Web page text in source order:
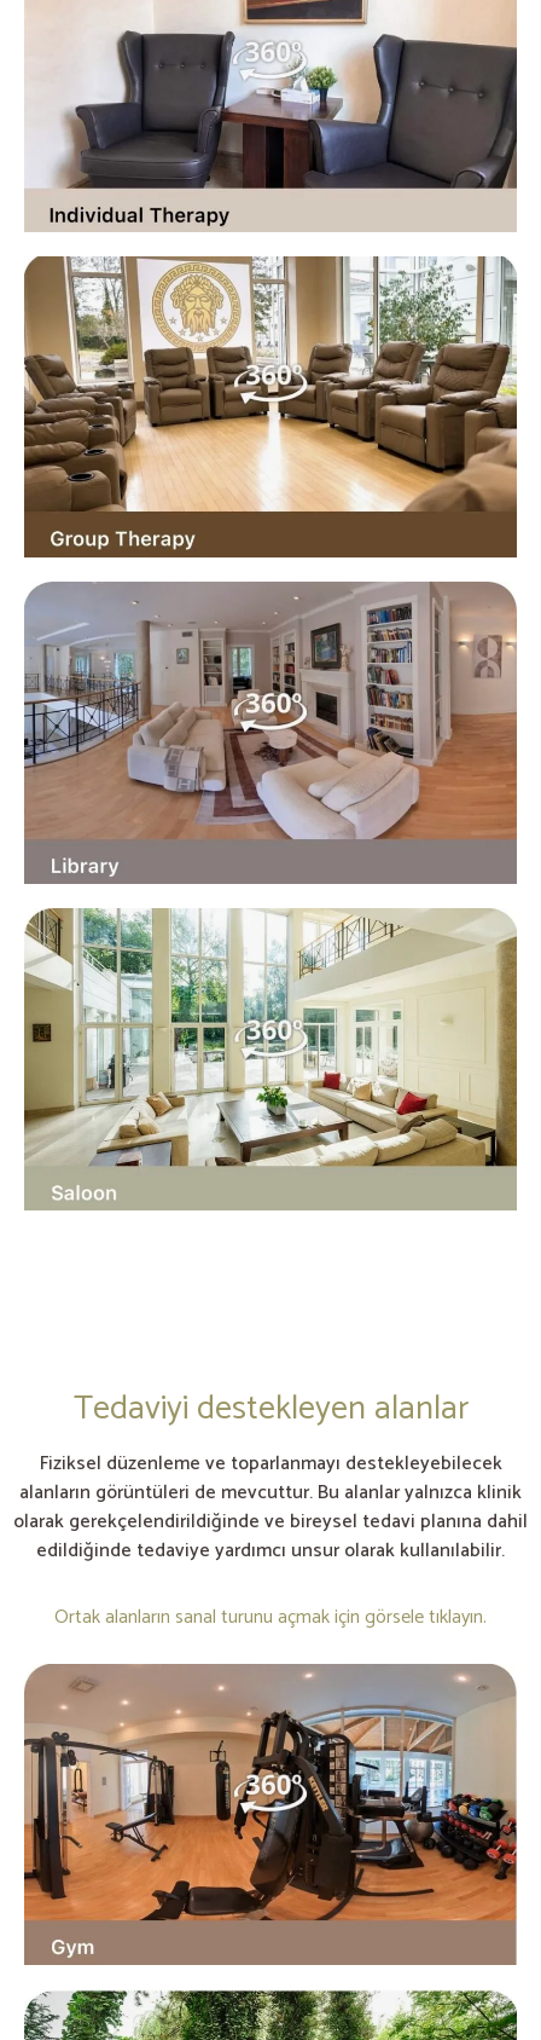
Tedaviyi destekleyen alanlar
Fiziksel düzenleme ve toparlanmayı destekleyebilecek
alanların görüntüleri de mevcuttur. Bu alanlar yalnızca klinik
olarak gerekçelendirildiğinde ve bireysel tedavi planına dahil
edildiğinde tedaviye yardımcı unsur olarak kullanılabilir.
Ortak alanların sanal turunu açmak için görsele tıklayın.